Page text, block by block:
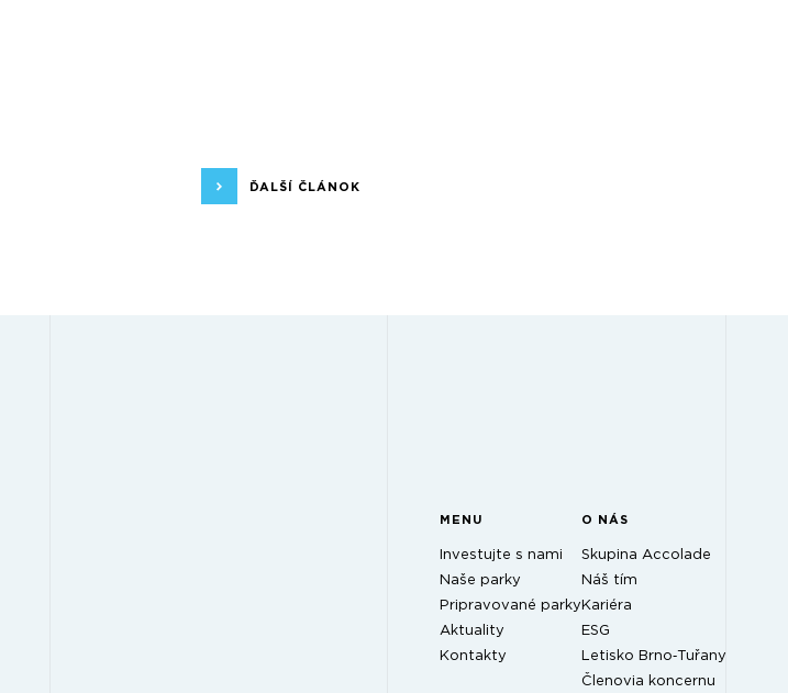
ĎALŠÍ ČLÁNOK
MENU
Investujte s nami
Naše parky
Pripravované parky
Aktuality
Kontakty
O NÁS
Skupina Accolade
Náš tím
Kariéra
ESG
Letisko Brno‑Tuřany
Členovia koncernu